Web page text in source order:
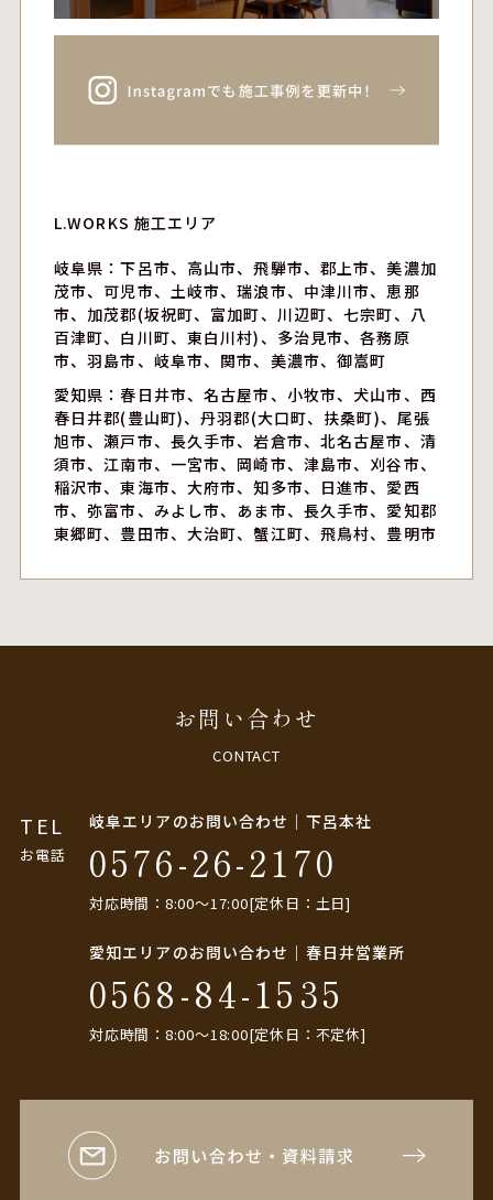
L.WORKS 施工エリア
岐阜県：下呂市、高山市、飛騨市、郡上市、美濃加
茂市、可児市、土岐市、瑞浪市、中津川市、恵那
市、加茂郡(坂祝町、富加町、川辺町、七宗町、八
百津町、白川町、東白川村)、多治見市、各務原
市、羽島市、岐阜市、関市、美濃市、御嵩町
愛知県：春日井市、名古屋市、小牧市、犬山市、西
春日井郡(豊山町)、丹羽郡(大口町、扶桑町)、尾張
旭市、瀬戸市、長久手市、岩倉市、北名古屋市、清
須市、江南市、一宮市、岡崎市、津島市、刈谷市、
稲沢市、東海市、大府市、知多市、日進市、愛西
市、弥富市、みよし市、あま市、長久手市、愛知郡
東郷町、豊田市、大治町、蟹江町、飛鳥村、豊明市
お問い合わせ
CONTACT
TEL
お電話
岐阜エリアのお問い合わせ｜下呂本社
0576-26-2170
対応時間：8:00〜17:00[定休日：土日]
愛知エリアのお問い合わせ｜春日井営業所
0568-84-1535
対応時間：8:00〜18:00[定休日：不定休]